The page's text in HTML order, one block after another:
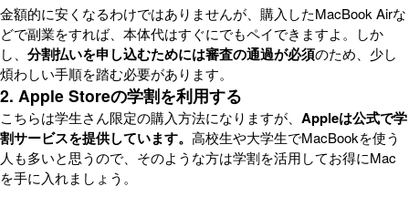
金額的に安くなるわけではありませんが、購入したMacBook Airな
どで副業をすれば、本体代はすぐにでもペイできますよ。しか
し、 分割払いを申し込むためには審査の通過が必須のため、少し
煩わしい手順を踏む必要があります。
2. Apple Storeの学割を利用する
こちらは学生さん限定の購入方法になりますが、 Appleは公式で学
割サービスを提供しています。 高校生や大学生でMacBookを使う
人も多いと思うので、そのような方は学割を活用してお得にMac
を手に入れましょう。